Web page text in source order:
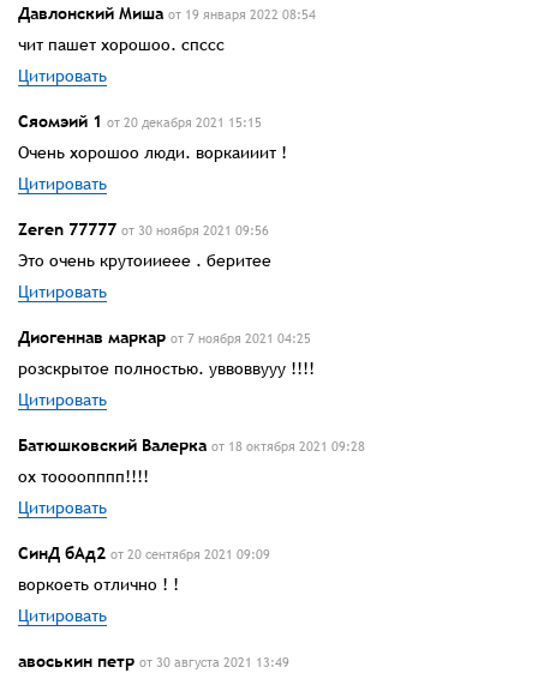
Давлонский Миша от 19 января 2022 08:54
чит пашет хорошоо. спссс
Цитировать
Сяомэий 1 от 20 декабря 2021 15:15
Очень хорошоо люди. воркаииит !
Цитировать
Zeren 77777 от 30 ноября 2021 09:56
Это очень крутоииеее . беритее
Цитировать
Диогеннав маркар от 7 ноября 2021 04:25
розскрытое полностью. уввоввууу !!!!
Цитировать
Батюшковский Валерка от 18 октября 2021 09:28
ох тоооопппп!!!!
Цитировать
СинД бАд2 от 20 сентября 2021 09:09
воркоеть отлично ! !
Цитировать
авоськин петр от 30 августа 2021 13:49